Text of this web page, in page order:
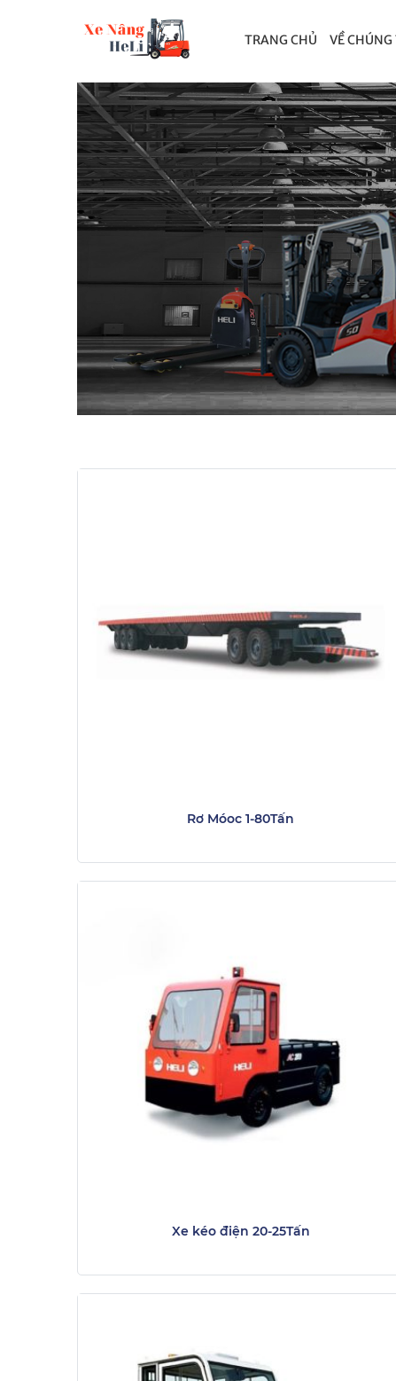
TRANG CHỦ VỀ CHÚNG
Rơ Móoc 1-80Tấn
Xe kéo điện 20-25Tấn